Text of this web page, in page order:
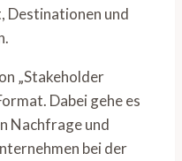
Destinationen und
„Stakeholder
Dabei gehe es
Nachfrage und
bei der